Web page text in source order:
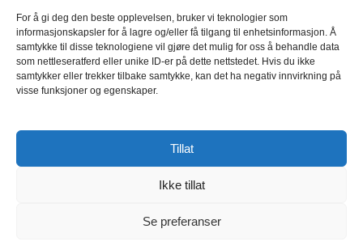
For å gi deg den beste opplevelsen, bruker vi teknologier som
informasjonskapsler for å lagre og/eller få tilgang til enhetsinformasjon. Å
samtykke til disse teknologiene vil gjøre det mulig for oss å behandle data
som nettleseratferd eller unike ID-er på dette nettstedet. Hvis du ikke
samtykker eller trekker tilbake samtykke, kan det ha negativ innvirkning på
visse funksjoner og egenskaper.
Tillat
Ikke tillat
Se preferanser